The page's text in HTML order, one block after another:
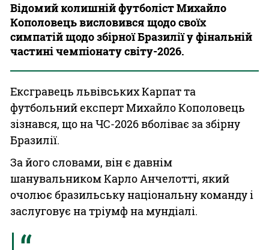
Відомий колишній футболіст Михайло
Кополовець висловився щодо своїх
симпатій щодо збірної Бразилії у фінальній
частині чемпіонату світу-2026.
Ексгравець львівських Карпат та
футбольний експерт Михайло Кополовець
зізнався, що на ЧС-2026 вболіває за збірну
Бразилії.
За його словами, він є давнім
шанувальником Карло Анчелотті, який
очолює бразильську національну команду і
заслуговує на тріумф на мундіалі.